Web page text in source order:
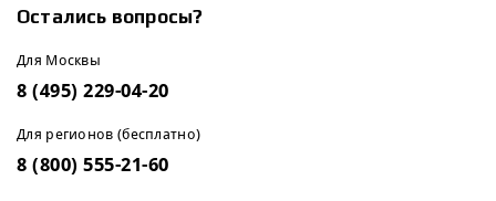
Остались вопросы?
Для Москвы
8 (495) 229-04-20
Для регионов (бесплатно)
8 (800) 555-21-60